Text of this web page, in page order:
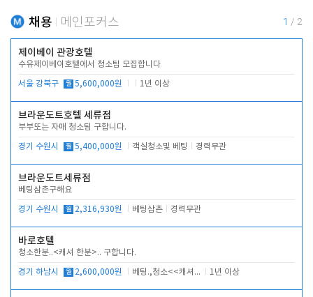
채용 메인포커스 1 / 2
제이베이 관광호텔
수유제이베이호텔에서 청소팀 모집합니다
서울 강북구 월 5,600,000원 1년 이상
브라운도트호텔 세류점
부부또는 자매 청소팀 구합니다.
경기 수원시 월 5,400,000원 객실청소및 베팅 경력무관
브라운도트세류점
베팅삼촌구해요
경기 수원시 월 2,316,930원 베팅삼촌 경력무관
바로호텔
청소한분..<캐셔 한분>.. 구합니다.
경기 하남시 월 2,600,000원 베팅.,청소<<캐셔 모셔봅니다. 1년 이상